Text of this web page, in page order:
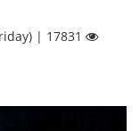
| 17831